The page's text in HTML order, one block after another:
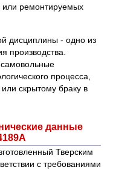
или ремонтируемых
дисциплины - одно из
производства.
процесса,
скры­тому браку в
данные
Тверским
с требованиями